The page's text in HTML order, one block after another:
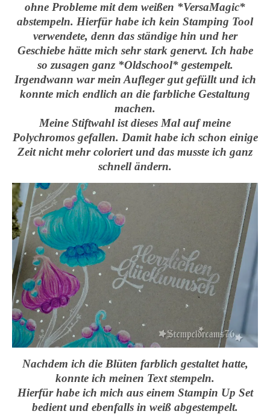
ohne Probleme mit dem weißen *VersaMagic*
abstempeln. Hierfür habe ich kein Stamping Tool
verwendete, denn das ständige hin und her
Geschiebe hätte mich sehr stark genervt. Ich habe
so zusagen ganz *Oldschool* gestempelt.
Irgendwann war mein Aufleger gut gefüllt und ich
konnte mich endlich an die farbliche Gestaltung
machen.
Meine Stiftwahl ist dieses Mal auf meine
Polychromos gefallen. Damit habe ich schon einige
Zeit nicht mehr coloriert und das musste ich ganz
schnell ändern.
Nachdem ich die Blüten farblich gestaltet hatte,
konnte ich meinen Text stempeln.
Hierfür habe ich mich aus einem Stampin Up Set
bedient und ebenfalls in weiß abgestempelt.